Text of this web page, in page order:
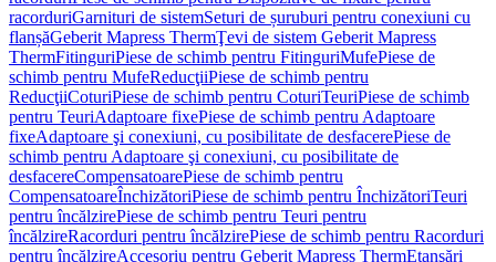
racorduriGarnituri de sistemSeturi de șuruburi pentru conexiuni cu
flanșăGeberit Mapress ThermŢevi de sistem Geberit Mapress
ThermFitinguriPiese de schimb pentru FitinguriMufePiese de
schimb pentru MufeReducţiiPiese de schimb pentru
ReducţiiCoturiPiese de schimb pentru CoturiTeuriPiese de schimb
pentru TeuriAdaptoare fixePiese de schimb pentru Adaptoare
fixeAdaptoare şi conexiuni, cu posibilitate de desfacerePiese de
schimb pentru Adaptoare şi conexiuni, cu posibilitate de
desfacereCompensatoarePiese de schimb pentru
CompensatoareÎnchizătoriPiese de schimb pentru ÎnchizătoriTeuri
pentru încălzirePiese de schimb pentru Teuri pentru
încălzireRacorduri pentru încălzirePiese de schimb pentru Racorduri
pentru încălzireAccesoriu pentru Geberit Mapress ThermEtanşări